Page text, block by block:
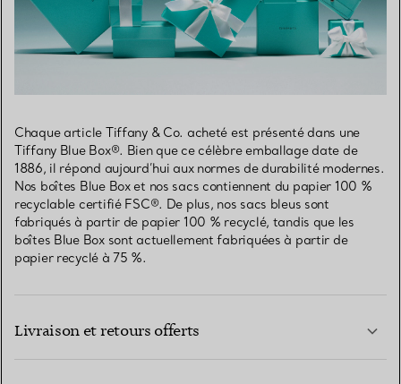
Chaque article Tiffany & Co. acheté est présenté dans une
Tiffany Blue Box®. Bien que ce célèbre emballage date de
1886, il répond aujourd’hui aux normes de durabilité modernes.
Nos boîtes Blue Box et nos sacs contiennent du papier 100 %
recyclable certifié FSC®. De plus, nos sacs bleus sont
fabriqués à partir de papier 100 % recyclé, tandis que les
boîtes Blue Box sont actuellement fabriquées à partir de
papier recyclé à 75 %.
Livraison et retours offerts